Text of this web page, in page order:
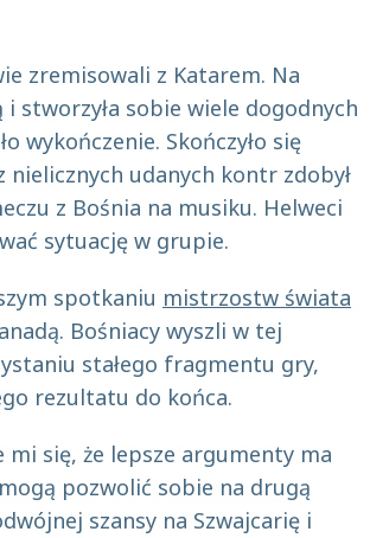
zremisowali z Katarem. Na
i stworzyła sobie wiele dogodnych
wykończenie. Skończyło się
udanych kontr zdobył
z Bośnia na musiku. Helweci
sytuację w grupie.
spotkaniu mistrzostw świata
Bośniacy wyszli w tej
stałego fragmentu gry,
rezultatu do końca.
mi się, że lepsze argumenty ma
pozwolić sobie na drugą
szansy na Szwajcarię i